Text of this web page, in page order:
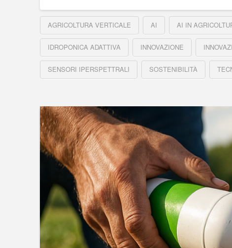
AGRICOLTURA VERTICALE AI AI IN
IDROPONICA ADATTIVA INNOVAZIONE
SENSORI IPERSPETTRALI SOSTENIBILITÀ